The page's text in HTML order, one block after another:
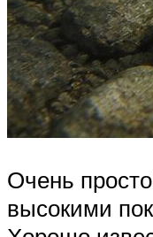
Очень
высокими